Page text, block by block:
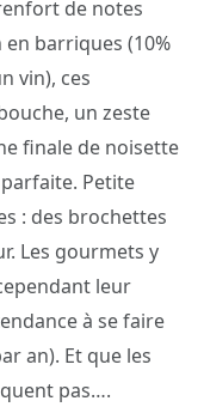
de notes
barriques (10%
vin), ces
un zeste
finale de noisette
Petite
: des brochettes
Les gourmets y
leur
à se faire
an). Et que les
pas….